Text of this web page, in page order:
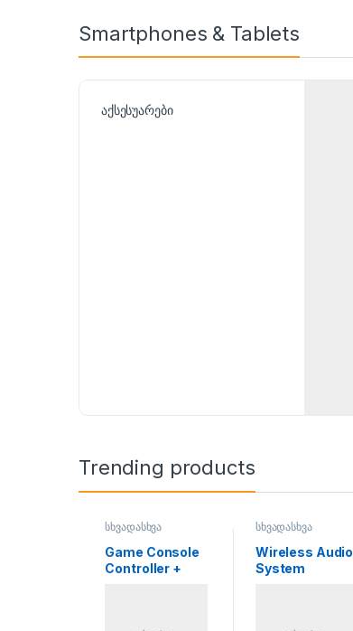
Smartphones & Tablets
აქსესუარები
Trending products
სხვადასხვა
Game Console
Controller +
სხვადასხვა
Wireless Audio
System